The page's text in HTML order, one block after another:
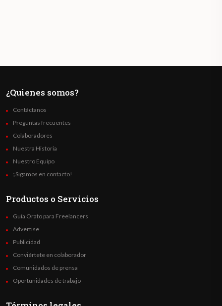
¿Quienes somos?
Contáctanos
Preguntas frecuentes
Colaboradores
Nuestra Historia
Nuestro Equipo
¡Sigamos en contacto!
Productos o Servicios
Guía Orato para Freelancers
Advertise
Publicidad
Conviértete en colaborador
Comunidados de prensa
Oportunidades de trabajo